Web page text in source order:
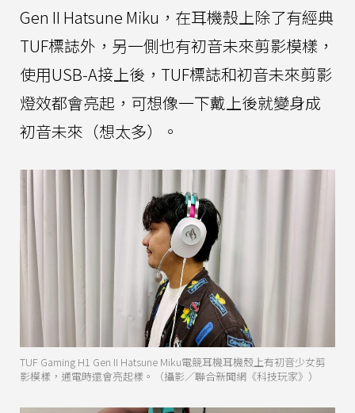
Gen II Hatsune Miku，在耳機殼上除了有經典
TUF標誌外，另一側也有初音未來剪影模樣，
使用USB-A接上後，TUF標誌和初音未來剪影
燈效都會亮起，可想像一下戴上後就變身成
初音未來（想太多）。
TUF Gaming H1 Gen II Hatsune Miku電競耳機耳機殼上有初音少女剪
影模樣，通電時還會亮起樣。（攝影／聯合新聞網《科技玩家》）